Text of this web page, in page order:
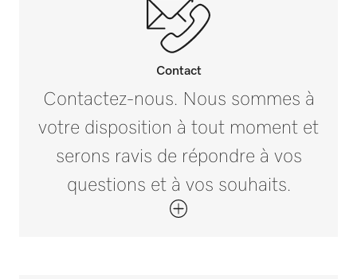
Contact
Contactez-nous. Nous sommes à
votre disposition à tout moment et
serons ravis de répondre à vos
questions et à vos souhaits.